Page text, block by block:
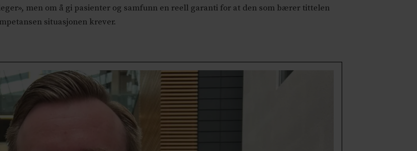
men om å gi pasienter og samfunn en reell garanti for at den som bærer tittelen
situasjonen krever.